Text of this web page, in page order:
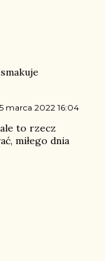
marca 2022 16:04
to rzecz
miłego dnia